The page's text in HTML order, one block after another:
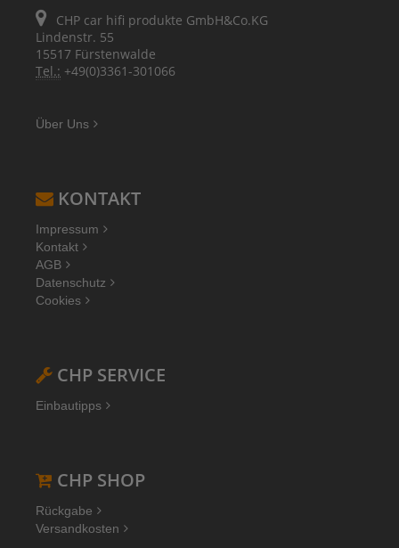
CHP car hifi produkte GmbH&Co.KG
Lindenstr. 55
15517 Fürstenwalde
Tel.: +49(0)3361-301066
Über Uns
KONTAKT
Impressum
Kontakt
AGB
Datenschutz
Cookies
CHP SERVICE
Einbautipps
CHP SHOP
Rückgabe
Versandkosten